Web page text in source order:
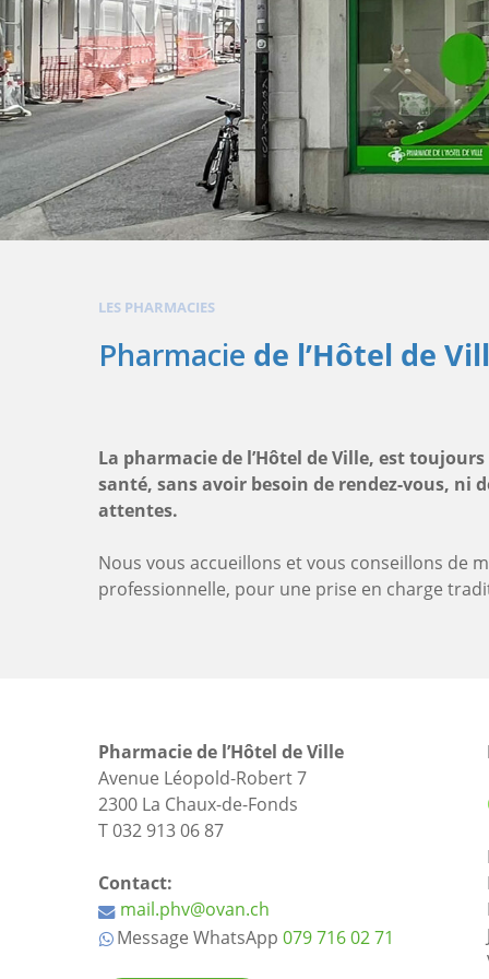
LES PHARMACIES
Pharmacie de l’Hôtel de
La pharmacie de l’Hôtel de Ville, est
santé, sans avoir besoin de rendez-vous, ni
attentes.
Nous vous accueillons et vous conseillons de
professionnelle, pour une prise en charge
Pharmacie de l’Hôtel de Ville
Avenue Léopold-Robert 7
2300 La Chaux-de-Fonds
T 032 913 06 87
Contact:
mail.phv@ovan.ch
Message WhatsApp079 716 02 71